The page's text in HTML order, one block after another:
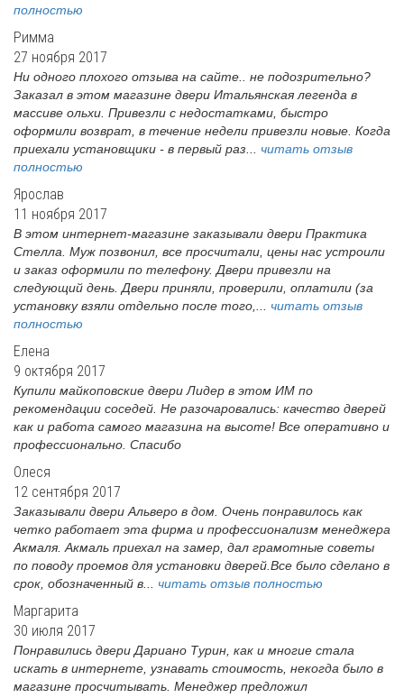
полностью
Римма
27 ноября 2017
Ни одного плохого отзыва на сайте.. не подозрительно?
Заказал в этом магазине двери Итальянская легенда в
массиве ольхи. Привезли с недостатками, быстро
оформили возврат, в течение недели привезли новые. Когда
приехали установщики - в первый раз... читать отзыв
полностью
Ярослав
11 ноября 2017
В этом интернет-магазине заказывали двери Практика
Стелла. Муж позвонил, все просчитали, цены нас устроили
и заказ оформили по телефону. Двери привезли на
следующий день. Двери приняли, проверили, оплатили (за
установку взяли отдельно после того,... читать отзыв
полностью
Елена
9 октября 2017
Купили майкоповские двери Лидер в этом ИМ по
рекомендации соседей. Не разочаровались: качество дверей
как и работа самого магазина на высоте! Все оперативно и
профессионально. Спасибо
Олеся
12 сентября 2017
Заказывали двери Альверо в дом. Очень понравилось как
четко работает эта фирма и профессионализм менеджера
Акмаля. Акмаль приехал на замер, дал грамотные советы
по поводу проемов для установки дверей.Все было сделано в
срок, обозначенный в... читать отзыв полностью
Маргарита
30 июля 2017
Понравились двери Дариано Турин, как и многие стала
искать в интернете, узнавать стоимость, некогда было в
магазине просчитывать. Менеджер предложил